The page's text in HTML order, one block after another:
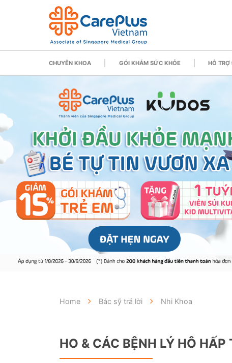
CHUYÊN KHOA GÓI KHÁM SỨC KHỎE HỖ TRỢ
Home Bác sỹ trả lời Nhi Khoa
HO & CÁC BỆNH LÝ HÔ